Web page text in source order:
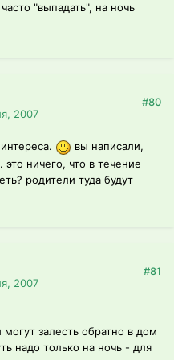
"выпадать", на ночь
2007
#80
вы написали,
это ничего, что в течение
родители туда будут
2007
#81
залесть обратно в дом
надо только на ночь - для